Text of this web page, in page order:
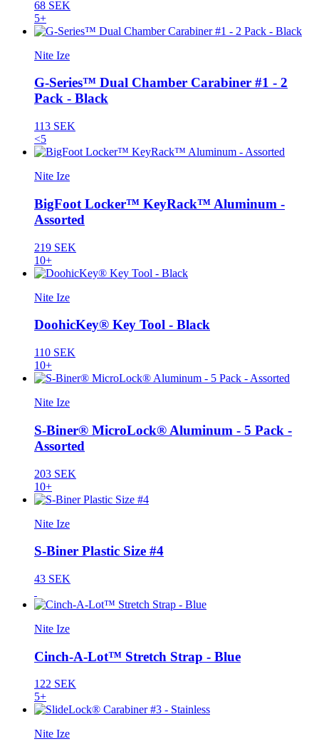
68 SEK
5+
Nite Ize
G-Series™ Dual Chamber Carabiner #1 - 2
Pack - Black
113 SEK
<5
Nite Ize
BigFoot Locker™ KeyRack™ Aluminum -
Assorted
219 SEK
10+
Nite Ize
DoohicKey® Key Tool - Black
110 SEK
10+
Nite Ize
S-Biner® MicroLock® Aluminum - 5 Pack -
Assorted
203 SEK
10+
Nite Ize
S-Biner Plastic Size #4
43 SEK
Nite Ize
Cinch-A-Lot™ Stretch Strap - Blue
122 SEK
5+
Nite Ize